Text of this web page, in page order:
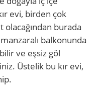
evi, birden çok
olacağından burada
balkonunda
ve eşsiz göl
Üstelik bu kır evi,